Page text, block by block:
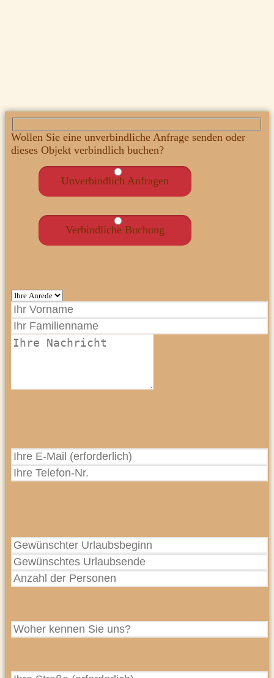
Wollen Sie eine unverbindliche Anfrage senden oder
dieses Objekt verbindlich buchen?
Unverbindlich Anfragen
Verbindliche Buchung